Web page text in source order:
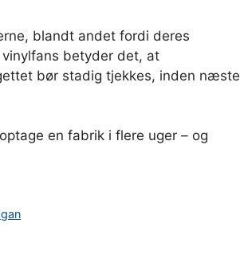
blandt andet fordi deres
vinylfans betyder det, at
bør stadig tjekkes, inden næste
en fabrik i flere uger – og